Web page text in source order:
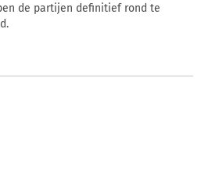
de partijen definitief rond te